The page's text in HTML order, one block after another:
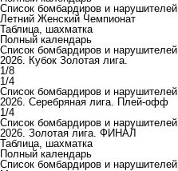
Список бомбардиров и нарушителей
Летний Женский Чемпионат
Таблица, шахматка
Полный календарь
Список бомбардиров и нарушителей
2026. Кубок Золотая лига.
1/8
1/4
Список бомбардиров и нарушителей
2026. Серебряная лига. Плей-офф
1/4
Список бомбардиров и нарушителей
2026. Золотая лига. ФИНАЛ
Таблица, шахматка
Полный календарь
Список бомбардиров и нарушителей